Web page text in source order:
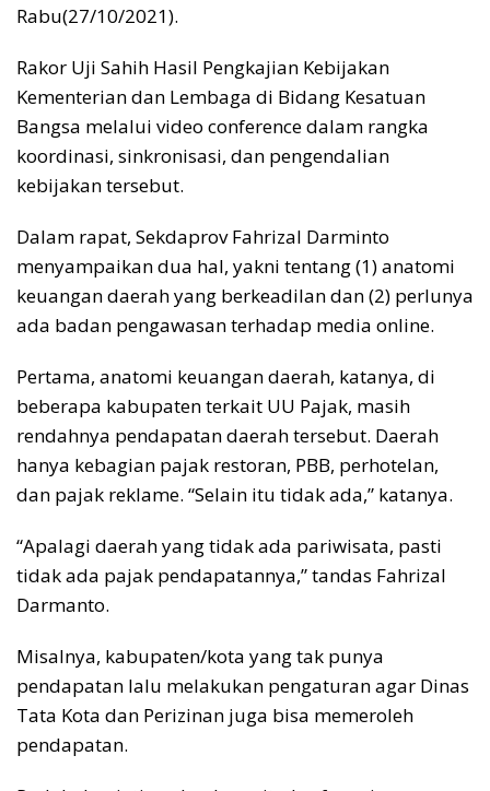
Rabu(27/10/2021).
Rakor Uji Sahih Hasil Pengkajian Kebijakan
Kementerian dan Lembaga di Bidang Kesatuan
Bangsa melalui video conference dalam rangka
koordinasi, sinkronisasi, dan pengendalian
kebijakan tersebut.
Dalam rapat, Sekdaprov Fahrizal Darminto
menyampaikan dua hal, yakni tentang (1) anatomi
keuangan daerah yang berkeadilan dan (2) perlunya
ada badan pengawasan terhadap media online.
Pertama, anatomi keuangan daerah, katanya, di
beberapa kabupaten terkait UU Pajak, masih
rendahnya pendapatan daerah tersebut. Daerah
hanya kebagian pajak restoran, PBB, perhotelan,
dan pajak reklame. “Selain itu tidak ada,” katanya.
“Apalagi daerah yang tidak ada pariwisata, pasti
tidak ada pajak pendapatannya,” tandas Fahrizal
Darmanto.
Misalnya, kabupaten/kota yang tak punya
pendapatan lalu melakukan pengaturan agar Dinas
Tata Kota dan Perizinan juga bisa memeroleh
pendapatan.